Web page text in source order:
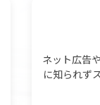
ネット広告
に知られず